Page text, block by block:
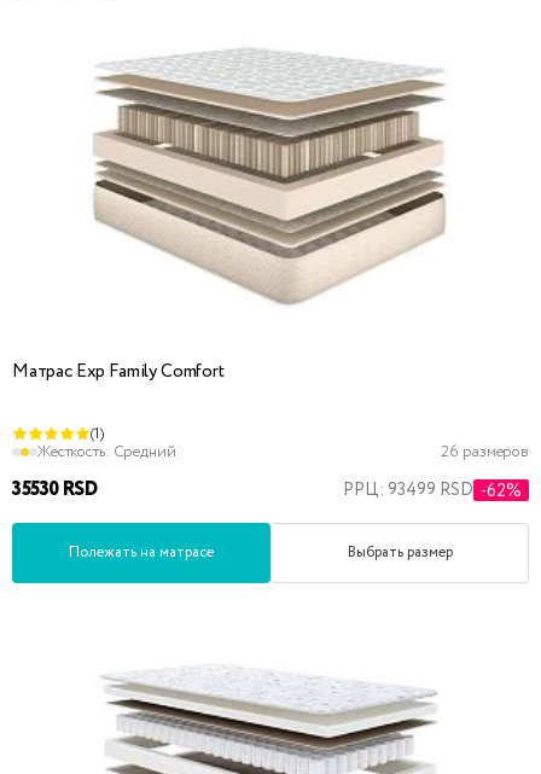
Матрас Exp Family Comfort
(1)
Жесткость: Средний 26 размеров
35530 RSD РРЦ: 93499 RSD -62%
Полежать на матрасе Выбрать размер